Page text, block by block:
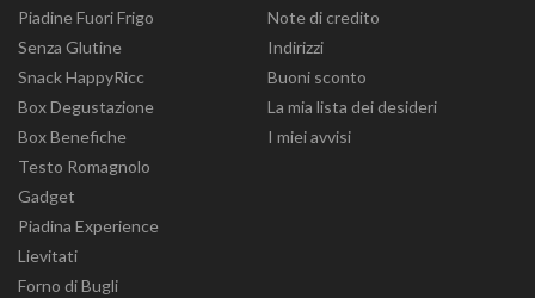
Piadine Fuori Frigo
Senza Glutine
Snack HappyRicc
Box Degustazione
Box Benefiche
Testo Romagnolo
Gadget
Piadina Experience
Lievitati
Forno di Bugli
Note di credito
Indirizzi
Buoni sconto
La mia lista dei desideri
I miei avvisi